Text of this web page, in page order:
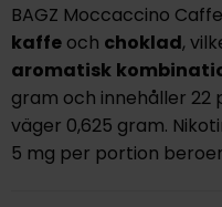
BAGZ Moccaccino
kaffeoch choklad,
aromatisk
gram och innehåller
väger 0,625 gram.
5 mg per portion